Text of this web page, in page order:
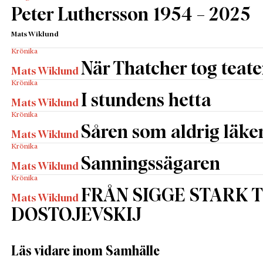
Peter Luthersson 1954 – 2025
Mats Wiklund
Krönika
Mats Wiklund När Thatcher tog
Krönika
Mats Wiklund I stundens hetta
Krönika
Mats Wiklund Såren som aldrig
Krönika
Mats Wiklund Sanningssägaren
Krönika
Mats Wiklund FRÅN SIGGE STARK
DOSTOJEVSKIJ
Läs vidare inom Samhälle